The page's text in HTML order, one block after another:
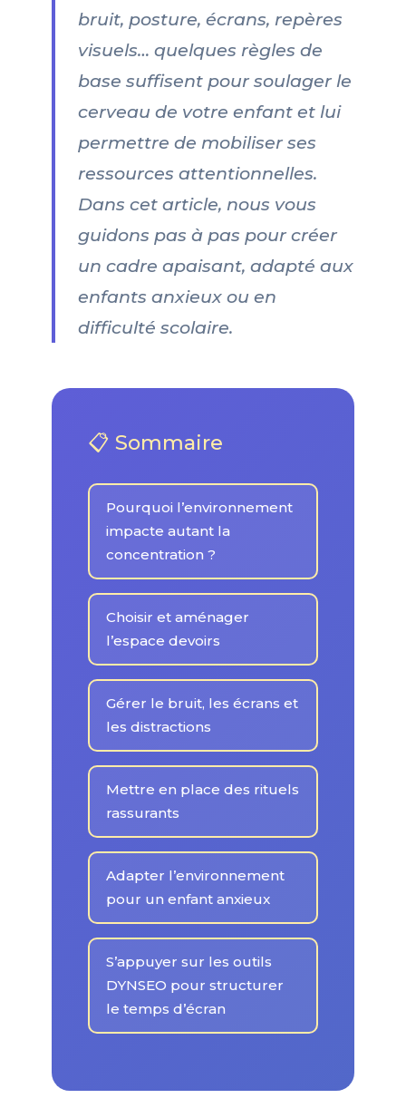
bruit, posture, écrans, repères
visuels… quelques règles de
base suffisent pour soulager le
cerveau de votre enfant et lui
permettre de mobiliser ses
ressources attentionnelles.
Dans cet article, nous vous
guidons pas à pas pour créer
un cadre apaisant, adapté aux
enfants anxieux ou en
difficulté scolaire.
📋 Sommaire
Pourquoi l’environnement
impacte autant la
concentration ?
Choisir et aménager
l’espace devoirs
Gérer le bruit, les écrans et
les distractions
Mettre en place des rituels
rassurants
Adapter l’environnement
pour un enfant anxieux
S’appuyer sur les outils
DYNSEO pour structurer
le temps d’écran